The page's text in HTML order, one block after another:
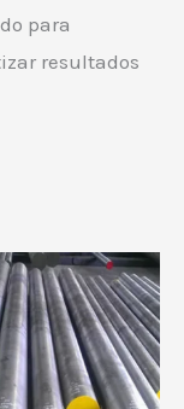
para
resultados